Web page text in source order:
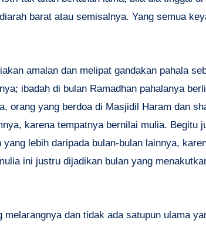
barat atau semisalnya. Yang semua
amalan dan melipat gandakan pahala
ibadah di bulan Ramadhan pahalanya
orang yang berdoa di Masjidil Haram dan
karena tempatnya bernilai mulia. Begitu
lebih daripada bulan-bulan lainnya,
ini justru dijadikan bulan yang
dan tidak ada satupun ulama